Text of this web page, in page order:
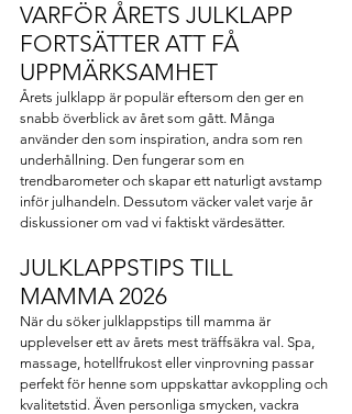
VARFÖR ÅRETS JULKLAPP
FORTSÄTTER ATT FÅ
UPPMÄRKSAMHET
Årets julklapp är populär eftersom den ger en
snabb överblick av året som gått. Många
använder den som inspiration, andra som ren
underhållning. Den fungerar som en
trendbarometer och skapar ett naturligt avstamp
inför julhandeln. Dessutom väcker valet varje år
diskussioner om vad vi faktiskt värdesätter.
JULKLAPPSTIPS TILL
MAMMA 2026
När du söker julklappstips till mamma är
upplevelser ett av årets mest träffsäkra val. Spa,
massage, hotellfrukost eller vinprovning passar
perfekt för henne som uppskattar avkoppling och
kvalitetstid. Även personliga smycken, vackra